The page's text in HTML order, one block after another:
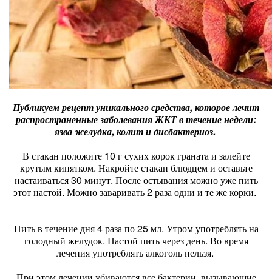
Публикуем рецепт уникального средства, которое лечит
распространенные заболевания ЖКТ в течение недели:
язва желудка, колит и дисбактериоз.
В стакан положите 10 г сухих корок граната и залейте
крутым кипятком. Накройте стакан блюдцем и оставьте
настаиваться 30 минут. После остывания можно уже пить
этот настой. Можно заваривать 2 раза одни и те же корки.
Пить в течение дня 4 раза по 25 мл. Утром употреблять на
голодный желудок. Настой пить через день. Во время
лечения употреблять алкоголь нельзя.